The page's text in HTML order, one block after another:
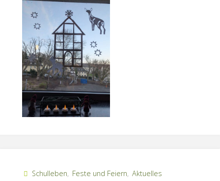
Schulleben, Feste und Feiern, Aktuelles